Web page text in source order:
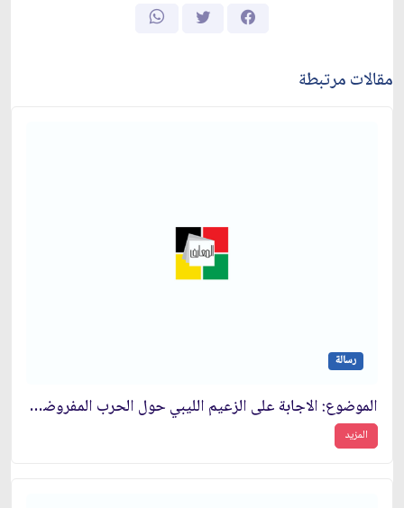
مقالات مرتبطة
رسالة
الموضوع: الاجابة على الزعيم الليبي حول الحرب المفروضة ووحدة البلدان الإسلامية
المزيد